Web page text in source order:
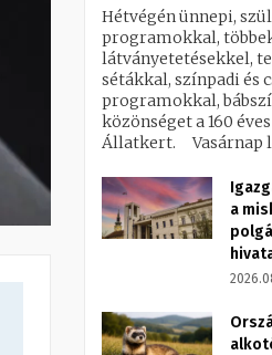
Hétvégén ünnepi,
programokkal,
látványetetésekkel,
sétákkal, színpadi és
programokkal,
közönséget a 160
Állatkert. Vasárnap
a